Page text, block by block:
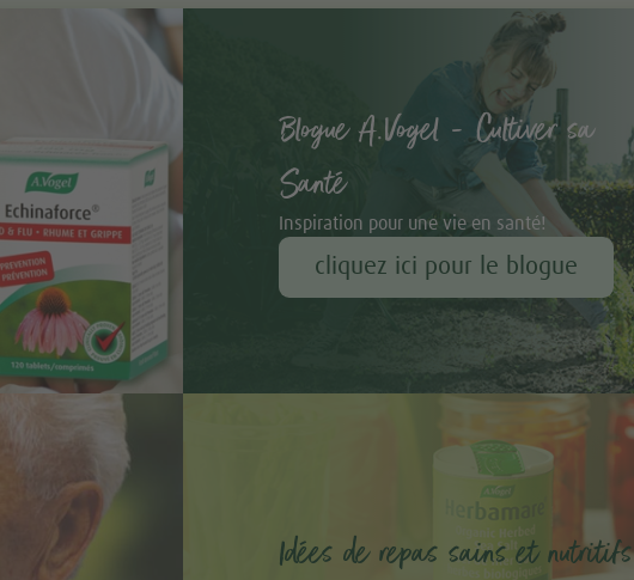
Blogue A.Vogel - Cultiver sa
Santé
Inspiration pour une vie en santé!
cliquez ici pour le blogue
Idées de repas sains et nutritifs